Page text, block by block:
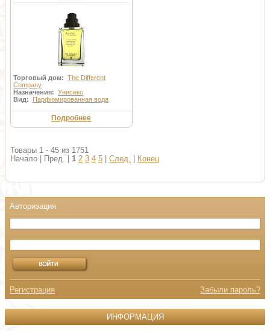
Торговый дом: The Different
Company
Назначения: Унисекс
Вид: Парфюмированная вода
Подробнее
Товары 1 - 45 из 1751
Начало | Пред. | 1 2 3 4 5 След. Конец
Регистрация Забыли пароль?
ИНФОРМАЦИЯ